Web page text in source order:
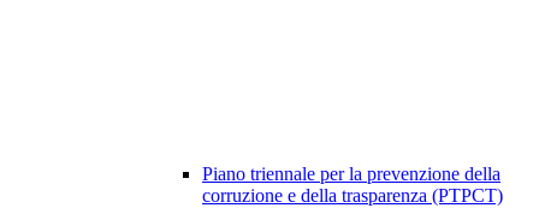
Piano triennale per la prevenzione della
corruzione e della trasparenza (PTPCT)